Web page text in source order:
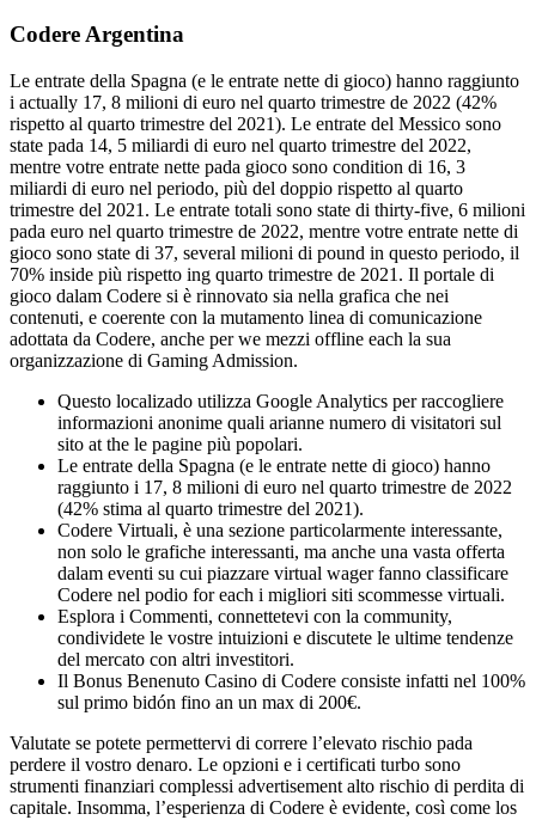
Codere Argentina
Le entrate della Spagna (e le entrate nette di gioco) hanno raggiunto
i actually 17, 8 milioni di euro nel quarto trimestre de 2022 (42%
rispetto al quarto trimestre del 2021). Le entrate del Messico sono
state pada 14, 5 miliardi di euro nel quarto trimestre del 2022,
mentre votre entrate nette pada gioco sono condition di 16, 3
miliardi di euro nel periodo, più del doppio rispetto al quarto
trimestre del 2021. Le entrate totali sono state di thirty-five, 6 milioni
pada euro nel quarto trimestre de 2022, mentre votre entrate nette di
gioco sono state di 37, several milioni di pound in questo periodo, il
70% inside più rispetto ing quarto trimestre de 2021. Il portale di
gioco dalam Codere si è rinnovato sia nella grafica che nei
contenuti, e coerente con la mutamento linea di comunicazione
adottata da Codere, anche per we mezzi offline each la sua
organizzazione di Gaming Admission.
Questo localizado utilizza Google Analytics per raccogliere
informazioni anonime quali arianne numero di visitatori sul
sito at the le pagine più popolari.
Le entrate della Spagna (e le entrate nette di gioco) hanno
raggiunto i 17, 8 milioni di euro nel quarto trimestre de 2022
(42% stima al quarto trimestre del 2021).
Codere Virtuali, è una sezione particolarmente interessante,
non solo le grafiche interessanti, ma anche una vasta offerta
dalam eventi su cui piazzare virtual wager fanno classificare
Codere nel podio for each i migliori siti scommesse virtuali.
Esplora i Commenti, connettetevi con la community,
condividete le vostre intuizioni e discutete le ultime tendenze
del mercato con altri investitori.
Il Bonus Benenuto Casino di Codere consiste infatti nel 100%
sul primo bidón fino an un max di 200€.
Valutate se potete permettervi di correre l’elevato rischio pada
perdere il vostro denaro. Le opzioni e i certificati turbo sono
strumenti finanziari complessi advertisement alto rischio di perdita di
capitale. Insomma, l’esperienza di Codere è evidente, così come los